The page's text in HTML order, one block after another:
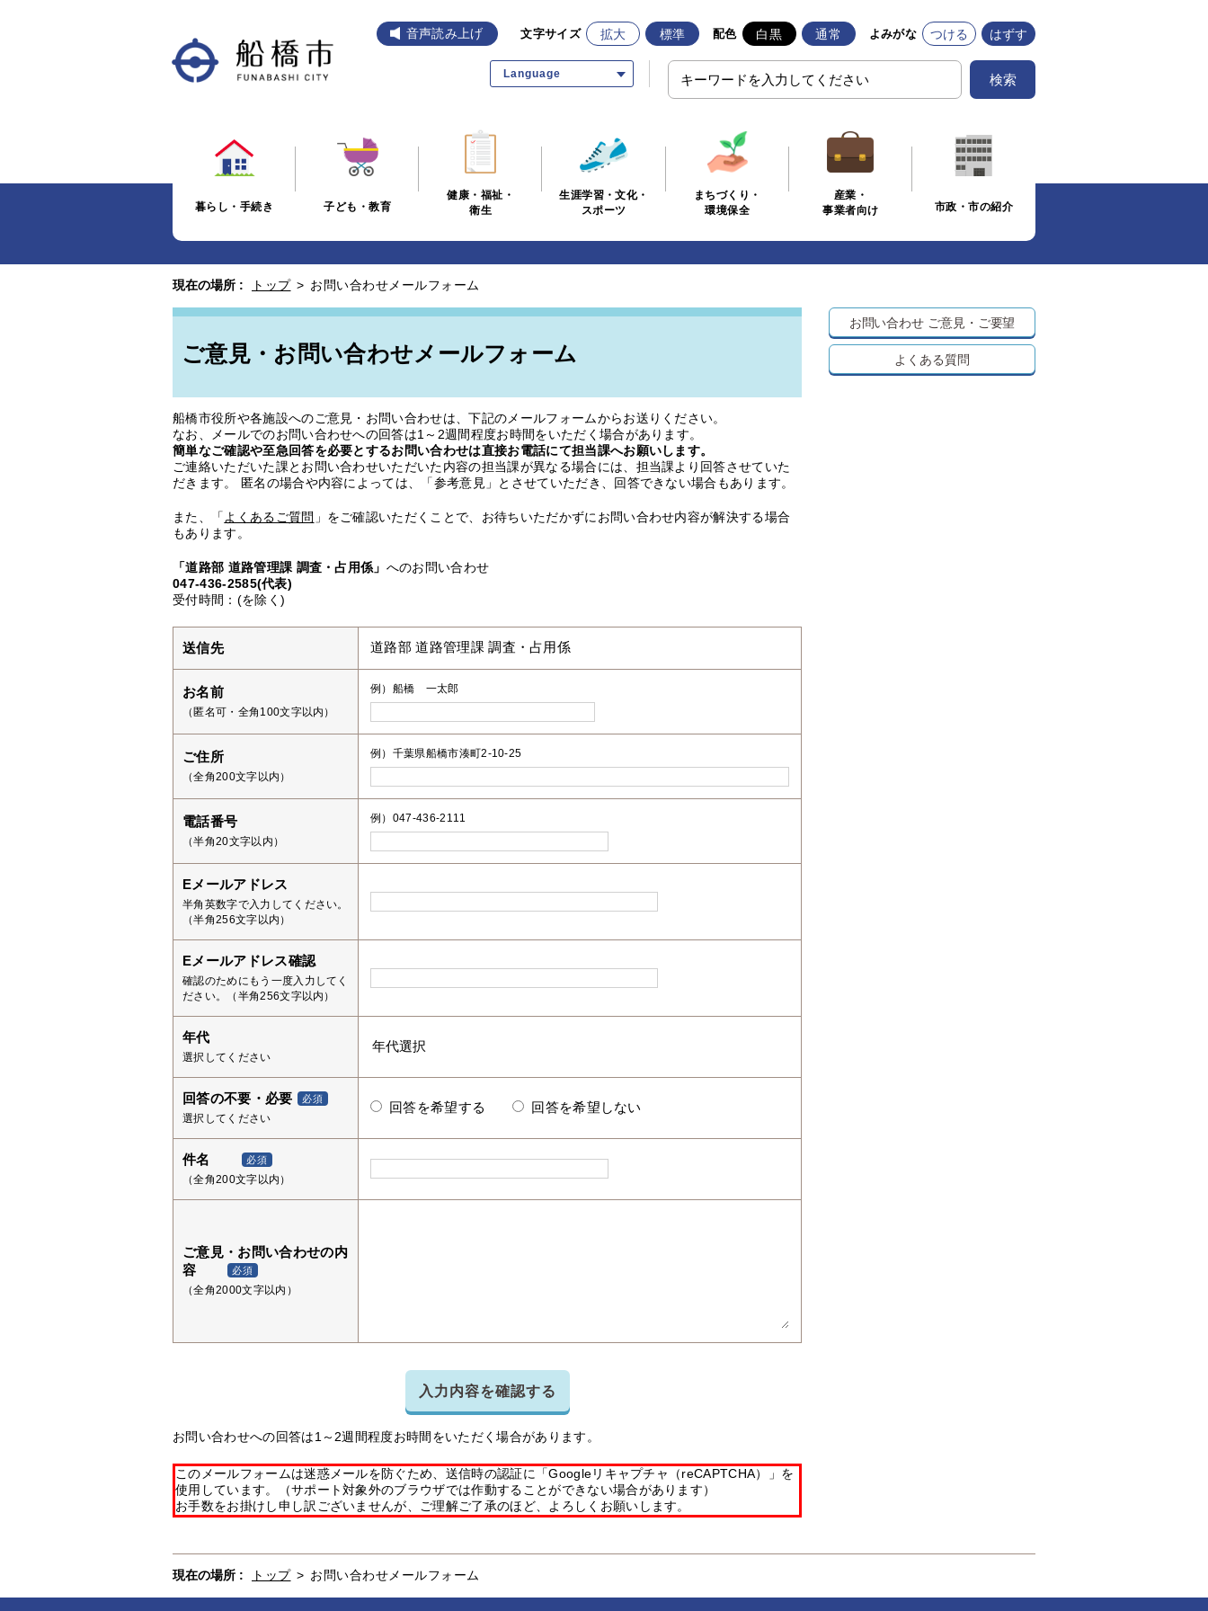
音声読み上げ 文字サイズ 拡大 標準 配色 白黒 通常 よみがな つける はずす
Language 検索
暮らし・手続き 子ども・教育
健康・福祉・
衛生
生涯学習・文化・
スポーツ
まちづくり・
環境保全
産業・
事業者向け
市政・市の紹介
現在の場所 : トップ > お問い合わせメールフォーム
ご意見・お問い合わせメールフォーム
船橋市役所や各施設へのご意見・お問い合わせは、下記のメールフォームからお送りください。
なお、メールでのお問い合わせへの回答は1～2週間程度お時間をいただく場合があります。
簡単なご確認や至急回答を必要とするお問い合わせは直接お電話にて担当課へお願いします。
ご連絡いただいた課とお問い合わせいただいた内容の担当課が異なる場合には、担当課より回答させていた
だきます。 匿名の場合や内容によっては、「参考意見」とさせていただき、回答できない場合もあります。
また、「 よくあるご質問 」をご確認いただくことで、お待ちいただかずにお問い合わせ内容が解決する場合
もあります。
「道路部 道路管理課 調査・占用係」 へのお問い合わせ
047-436-2585(代表)
受付時間：(を除く)
送信先 道路部 道路管理課 調査・占用係
お名前
（匿名可・全角100文字以内）
例）船橋 一太郎
ご住所
（全角200文字以内）
例）千葉県船橋市湊町2-10-25
電話番号
（半角20文字以内）
例）047-436-2111
Eメールアドレス
半角英数字で入力してください。
（半角256文字以内）
Eメールアドレス確認
確認のためにもう一度入力してく
ださい。（半角256文字以内）
年代
選択してください
回答の不要・必要 必須
選択してください
回答を希望する 回答を希望しない
件名 必須
（全角200文字以内）
ご意見・お問い合わせの内
容
必須
（全角2000文字以内）
入力内容を確認する
お問い合わせへの回答は1～2週間程度お時間をいただく場合があります。
このメールフォームは迷惑メールを防ぐため、送信時の認証に「Googleリキャプチャ（reCAPTCHA）」を
使用しています。（サポート対象外のブラウザでは作動することができない場合があります）
お手数をお掛けし申し訳ございませんが、ご理解ご了承のほど、よろしくお願いします。
お問い合わせ ご意見・ご要望
よくある質問
現在の場所 : トップ > お問い合わせメールフォーム